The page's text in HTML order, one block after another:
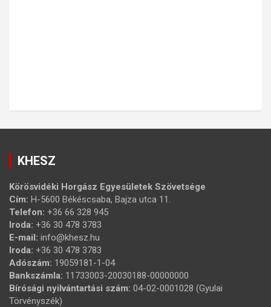
KHESZ
Körösvidéki Horgász Egyesületek Szövetsége
Cím: H-5600 Békéscsaba, Bajza utca 11.
Telefon: +36 66 328 945
Iroda: +36 30 478 3783
E-mail: info@khesz.hu
Iroda: +36 30 478 3783
Adószám: 19059181-1-04
Bankszámla: 11733003-20030188-00000000
Bírósági nyilvántartási szám: 04-02-0001028 (Gyulai
Törvényszék)